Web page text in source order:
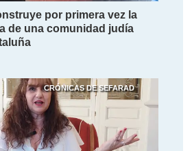
por primera vez la
de una comunidad judía
CRÓNICAS DE SEFARAD